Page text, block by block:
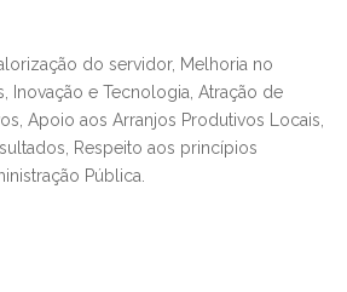
do servidor, Melhoria no
Inovação e Tecnologia, Atração de
Apoio aos Arranjos Produtivos Locais,
Respeito aos princípios
Pública.